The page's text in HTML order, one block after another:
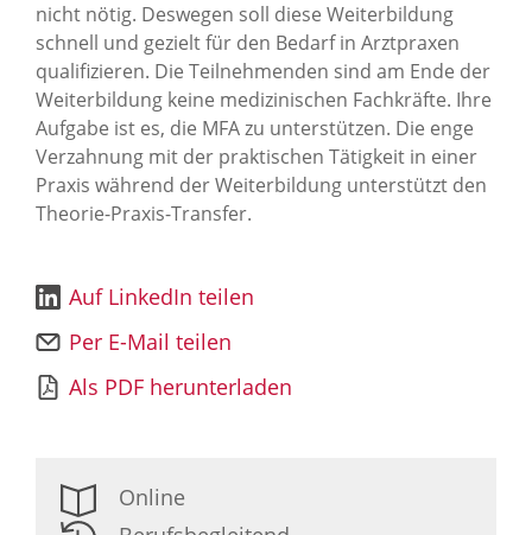
nicht nötig. Deswegen soll diese Weiterbildung
schnell und gezielt für den Bedarf in Arztpraxen
qualifizieren. Die Teilnehmenden sind am Ende der
Weiterbildung keine medizinischen Fachkräfte. Ihre
Aufgabe ist es, die MFA zu unterstützen. Die enge
Verzahnung mit der praktischen Tätigkeit in einer
Praxis während der Weiterbildung unterstützt den
Theorie-Praxis-Transfer.
Auf LinkedIn teilen
Per E-Mail teilen
Als PDF herunterladen
Online